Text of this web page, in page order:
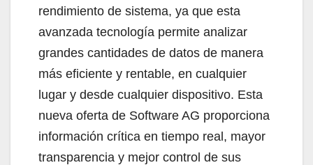
rendimiento de sistema, ya que esta
avanzada tecnología permite analizar
grandes cantidades de datos de manera
más eficiente y rentable, en cualquier
lugar y desde cualquier dispositivo. Esta
nueva oferta de Software AG proporciona
información crítica en tiempo real, mayor
transparencia y mejor control de sus